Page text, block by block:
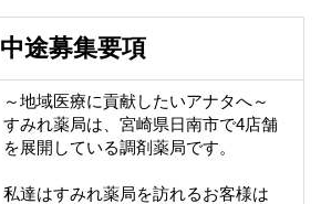
中途募集要項
～地域医療に貢献したいアナタへ～
すみれ薬局は、宮崎県日南市で4店舗
を展開している調剤薬局です。
私達はすみれ薬局を訪れるお客様は